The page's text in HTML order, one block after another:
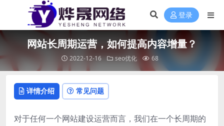
登录
网站长周期运营，如何提高内容增量？
2022-12-16 seo优化 68
详情介绍 常见问题
对于任何一个网站建设运营而言，我们在一个长周期的